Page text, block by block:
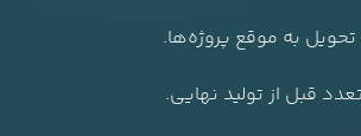
به موقع پروژه‌ها.
قبل از تولید نهایی.